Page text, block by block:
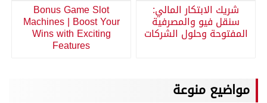
شريك الابتكار المالي:
سنقل فيو والمصرفية
المفتوحة وحلول الشركات
Bonus Game Slot
Machines | Boost Your
Wins with Exciting
Features
مواضيع منوعة